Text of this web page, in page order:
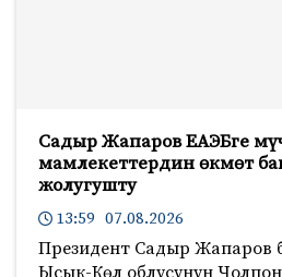
Садыр Жапаров ЕАЭБге
мамлекеттердин өкмөт
жолугушту
13:59 07.08.2026
Президент Садыр Жапаров